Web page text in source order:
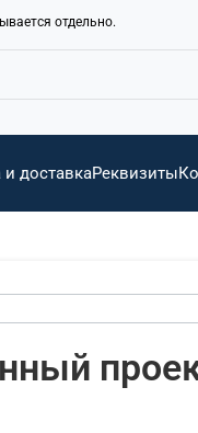
отдельно.
и доставкаРеквизиты